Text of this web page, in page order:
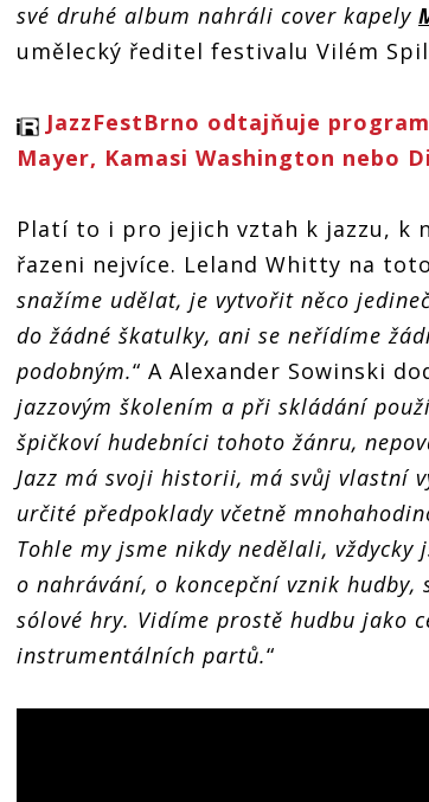
své druhé album nahráli cover kapely
umělecký ředitel festivalu Vilém
JazzFestBrno odtajňuje
Mayer, Kamasi Washington nebo
Platí to i pro jejich vztah k jazzu, k
řazeni nejvíce. Leland Whitty na
snažíme udělat, je vytvořit něco
do žádné škatulky, ani se neřídíme
podobným.“ A Alexander Sowinski
jazzovým školením a při skládání
špičkoví hudebníci tohoto žánru,
Jazz má svoji historii, má svůj vlastní
určité předpoklady včetně
Tohle my jsme nikdy nedělali,
o nahrávání, o koncepční vznik
sólové hry. Vidíme prostě hudbu jako
instrumentálních partů.“